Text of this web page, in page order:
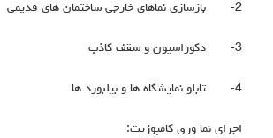
2- بازسازی نماهای خارجی ساختمان های قدیمی
3- دکوراسیون و سقف کاذب
4- تابلو نمایشگاه ها و بیلبورد ها
اجرای نما ورق کامپوزیت: